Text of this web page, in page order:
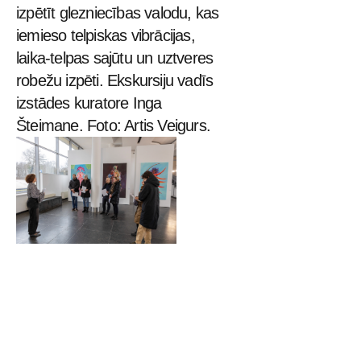
izpētīt glezniecības valodu, kas
iemieso telpiskas vibrācijas,
laika-telpas sajūtu un uztveres
robežu izpēti. Ekskursiju vadīs
izstādes kuratore Inga
Šteimane. Foto: Artis Veigurs.